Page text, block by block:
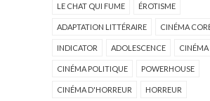
LE CHAT QUI FUME ÉROTISME
ADAPTATION LITTÉRAIRE CINÉMA
INDICATOR ADOLESCENCE CINÉMA
CINÉMA POLITIQUE POWERHOUSE
CINÉMA D'HORREUR HORREUR